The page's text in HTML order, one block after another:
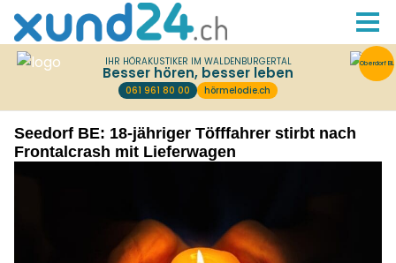
Seedorf BE: 18-jähriger Töfffahrer stirbt nach
Frontalcrash mit Lieferwagen